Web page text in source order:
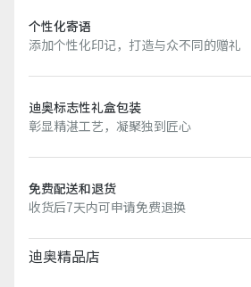
个性化寄语
添加个性化印记，打造与众不同的赠礼
迪奥标志性礼盒包装
彰显精湛工艺，凝聚独到匠心
免费配送和退货
收货后7天内可申请免费退换
迪奥精品店